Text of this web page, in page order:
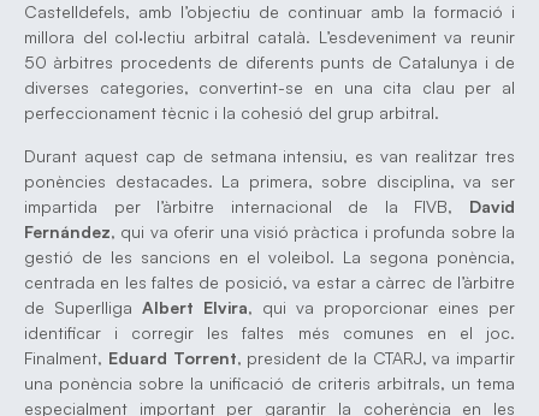
Castelldefels, amb l’objectiu de continuar amb la formació i
millora del col·lectiu arbitral català. L’esdeveniment va reunir
50 àrbitres procedents de diferents punts de Catalunya i de
diverses categories, convertint-se en una cita clau per al
perfeccionament tècnic i la cohesió del grup arbitral.
Durant aquest cap de setmana intensiu, es van realitzar tres
ponències destacades. La primera, sobre disciplina, va ser
impartida per l’àrbitre internacional de la FIVB, David
Fernández, qui va oferir una visió pràctica i profunda sobre la
gestió de les sancions en el voleibol. La segona ponència,
centrada en les faltes de posició, va estar a càrrec de l’àrbitre
de Superlliga Albert Elvira, qui va proporcionar eines per
identificar i corregir les faltes més comunes en el joc.
Finalment, Eduard Torrent, president de la CTARJ, va impartir
una ponència sobre la unificació de criteris arbitrals, un tema
especialment important per garantir la coherència en les